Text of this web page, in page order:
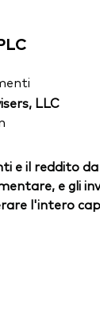
LLC
e il reddito
e gli
l'intero